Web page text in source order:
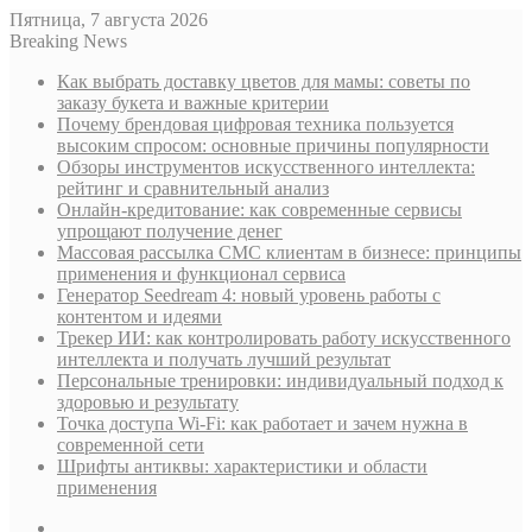
Пятница, 7 августа 2026
Breaking News
Как выбрать доставку цветов для мамы: советы по
заказу букета и важные критерии
Почему брендовая цифровая техника пользуется
высоким спросом: основные причины популярности
Обзоры инструментов искусственного интеллекта:
рейтинг и сравнительный анализ
Онлайн-кредитование: как современные сервисы
упрощают получение денег
Массовая рассылка СМС клиентам в бизнесе: принципы
применения и функционал сервиса
Генератор Seedream 4: новый уровень работы с
контентом и идеями
Трекер ИИ: как контролировать работу искусственного
интеллекта и получать лучший результат
Персональные тренировки: индивидуальный подход к
здоровью и результату
Точка доступа Wi-Fi: как работает и зачем нужна в
современной сети
Шрифты антиквы: характеристики и области
применения